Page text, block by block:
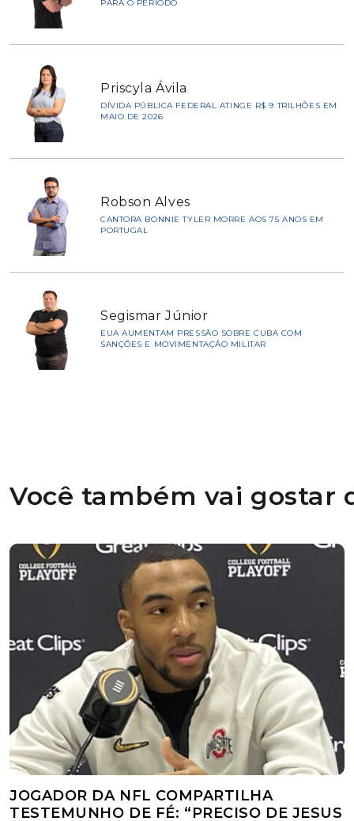
PARA O PERÍODO
Priscyla Ávila
DÍVIDA PÚBLICA FEDERAL ATINGE R$ 9 TRILHÕES EM
MAIO DE 2026
Robson Alves
CANTORA BONNIE TYLER MORRE AOS 75 ANOS EM
PORTUGAL
Segismar Júnior
EUA AUMENTAM PRESSÃO SOBRE CUBA COM
SANÇÕES E MOVIMENTAÇÃO MILITAR
Você também vai gostar
JOGADOR DA NFL COMPARTILHA
TESTEMUNHO DE FÉ: “PRECISO DE JESUS